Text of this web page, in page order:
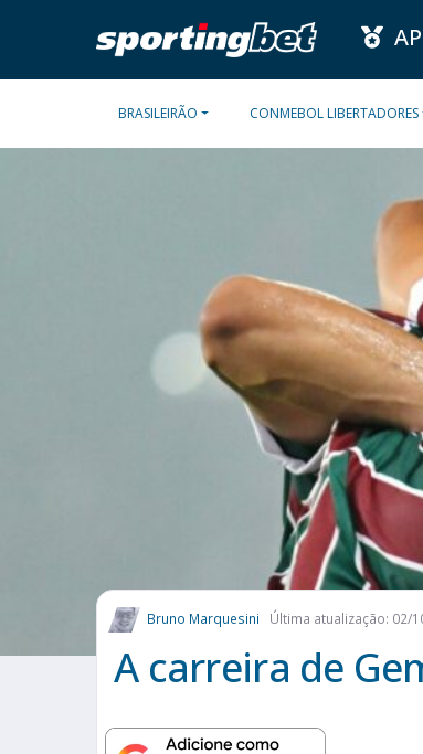
BRASILEIRÃO CONMEBOL LIBERTADORES
Bruno Marquesini Última atualização: 02/
A carreira de